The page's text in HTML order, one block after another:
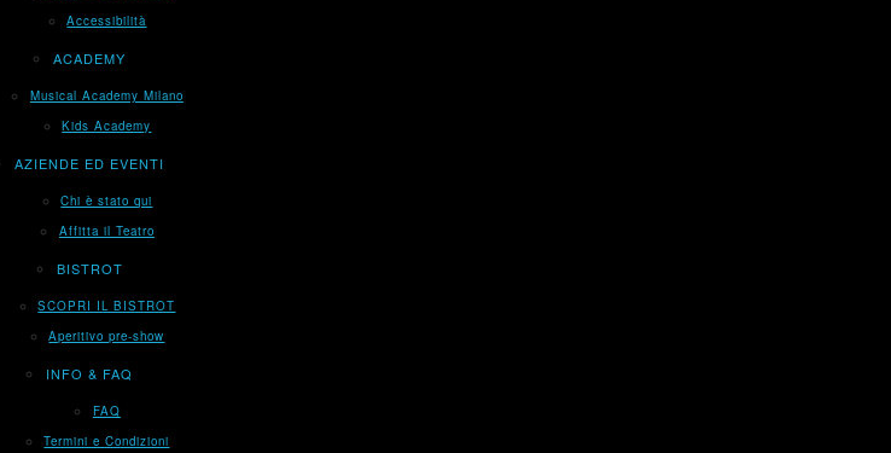
Accessibilità
ACADEMY
Musical Academy Milano
Kids Academy
AZIENDE ED EVENTI
Chi è stato qui
Affitta il Teatro
BISTROT
SCOPRI IL BISTROT
Aperitivo pre-show
INFO & FAQ
FAQ
Termini e Condizioni